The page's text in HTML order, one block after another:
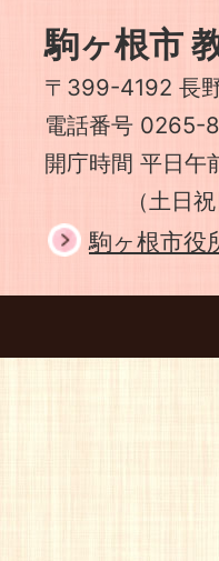
市
駒ヶ根市
〒399-4192 長
電話番号 0265-
開庁時間 平日午
（土日
駒ヶ根市役